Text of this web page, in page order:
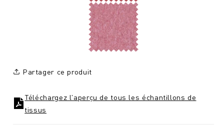
Partager ce produit
Téléchargez l'aperçu de tous les échantillons de
tissus